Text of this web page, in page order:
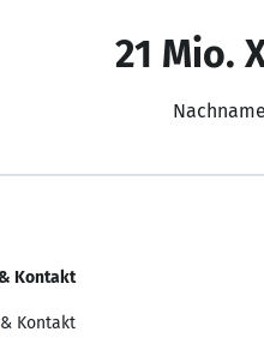
21 Mio.
Kontakt
Kontakt